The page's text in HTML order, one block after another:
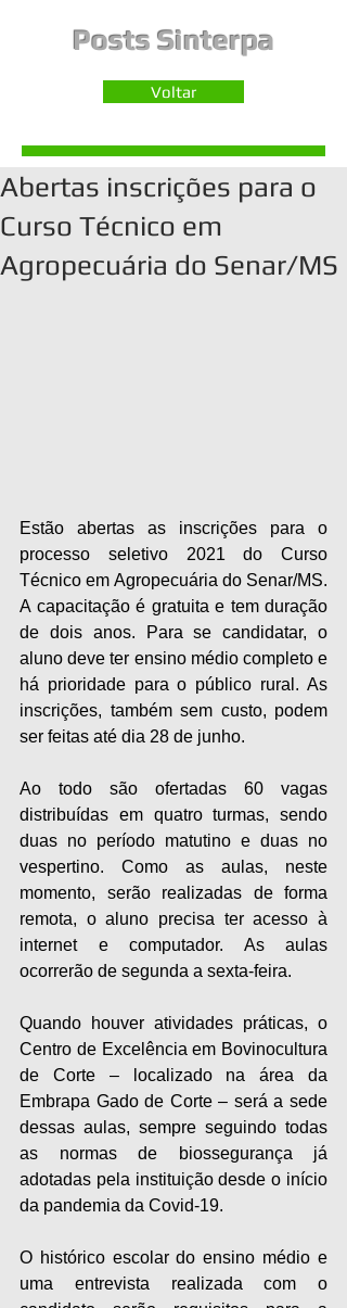
Posts Sinterpa
Voltar
Abertas inscrições para o
Curso Técnico em
Agropecuária do Senar/MS
Estão abertas as inscrições para o
processo seletivo 2021 do Curso
Técnico em Agropecuária do Senar/MS.
A capacitação é gratuita e tem duração
de dois anos. Para se candidatar, o
aluno deve ter ensino médio completo e
há prioridade para o público rural. As
inscrições, também sem custo, podem
ser feitas até dia 28 de junho.
Ao todo são ofertadas 60 vagas
distribuídas em quatro turmas, sendo
duas no período matutino e duas no
vespertino. Como as aulas, neste
momento, serão realizadas de forma
remota, o aluno precisa ter acesso à
internet e computador. As aulas
ocorrerão de segunda a sexta-feira.
Quando houver atividades práticas, o
Centro de Excelência em Bovinocultura
de Corte – localizado na área da
Embrapa Gado de Corte – será a sede
dessas aulas, sempre seguindo todas
as normas de biossegurança já
adotadas pela instituição desde o início
da pandemia da Covid-19.
O histórico escolar do ensino médio e
uma entrevista realizada com o